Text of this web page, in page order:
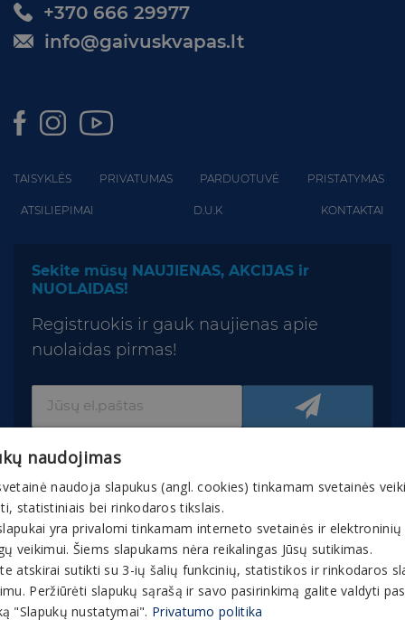
+370 666 29977
info@gaivuskvapas.lt
TAISYKLĖS PRIVATUMAS PARDUOTUVĖ PRISTATYMAS
ATSILIEPIMAI D.U.K KONTAKTAI
Sekite mūsų NAUJIENAS, AKCIJAS ir
NUOLAIDAS!
Registruokis ir gauk naujienas apie
nuolaidas pirmas!
© 2026 Gaivuskvapas.lt Interneto tinklapio turinys,
įskaitant jo tekstą, vaizdinę medžiagą, grafinį
apipavidalinimą, prekių ženklus ir kt., yra bendrovės
ir partnerių nuosavybė. Interneto tinklapyje esančią
naudojimas
naudoja slapukus (angl. cookies) tinkamam svetainės
statistiniais bei rinkodaros tikslais.
yra privalomi tinkamam interneto svetainės ir elektroninių
veikimui. Šiems slapukams nėra reikalingas Jūsų sutikimas.
atskirai sutikti su 3-ių šalių funkcinių, statistikos ir rinkodaros
Peržiūrėti slapukų sąrašą ir savo pasirinkimą galite valdyti
"Slapukų nustatymai". Privatumo politika